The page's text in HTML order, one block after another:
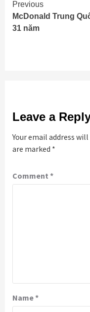
Continue
Reading
Previous
McDonald Trung
31 năm
Leave a
Your email address
are marked *
Comment *
Name*